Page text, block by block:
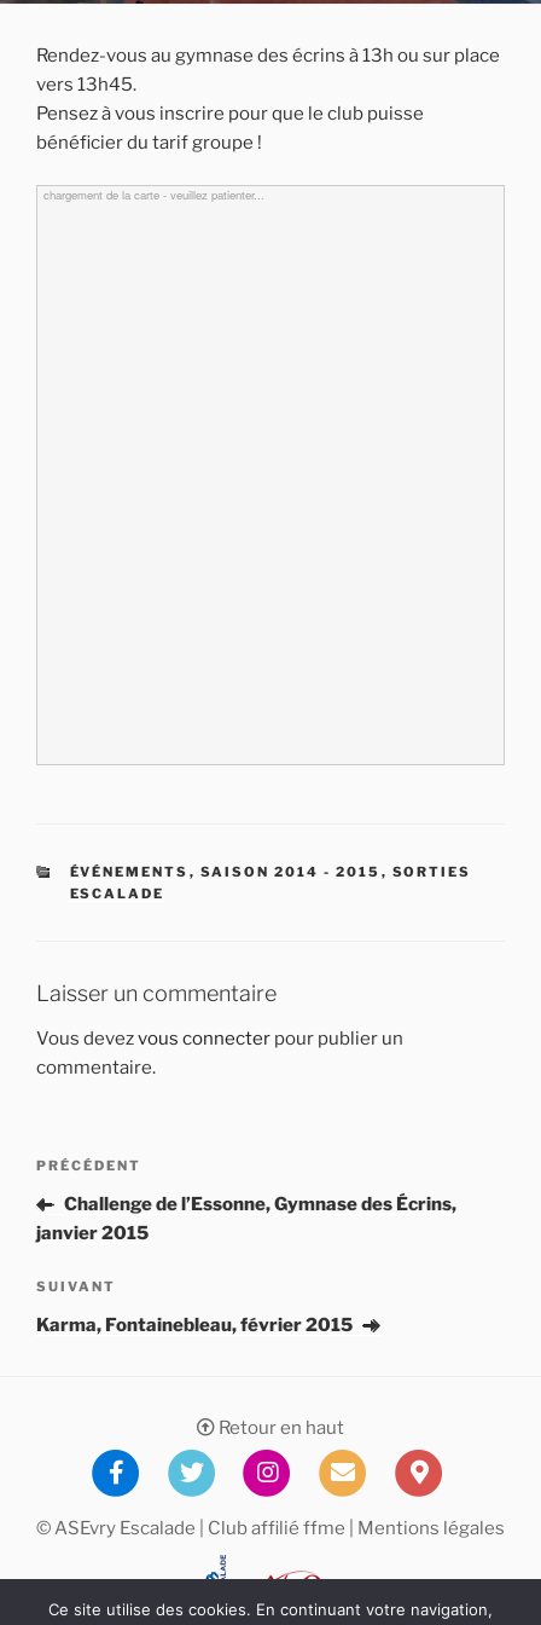
Rendez-vous au gymnase des écrins à 13h ou sur place
vers 13h45.
Pensez à vous inscrire pour que le club puisse
bénéficier du tarif groupe !
chargement de la carte - veuillez patienter...
CATÉGORIES
ÉVÉNEMENTS , SAISON 2014 - 2015 , SORTIES
ESCALADE
Laisser un commentaire
Vous devezvous connecter pour publier un
commentaire.
Navigation
l’article
Article
précédent
PRÉCÉDENT
Challenge de l’Essonne, Gymnase des Écrins,
janvier 2015
Article
suivant
SUIVANT
Karma, Fontainebleau, février 2015
Retour en haut
© ASEvry Escalade | Club affilié ffme Mentions légales
Ce site utilise des cookies. En continuant votre navigation,